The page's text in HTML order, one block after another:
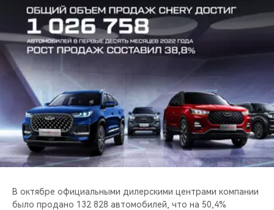
БЛАГОТВОРИТЕЛЬНОСТЬ
CHERY REMOTE
CHERY И СПОРТ
НАШИ МЕРОПРИЯТИЯ
ВИДЕООБЗОРЫ
CHERY ДЛЯ ДЕТЕЙ
В октябре официальными дилерскими центрами компании
было продано 132 828 автомобилей, что на 50,4%